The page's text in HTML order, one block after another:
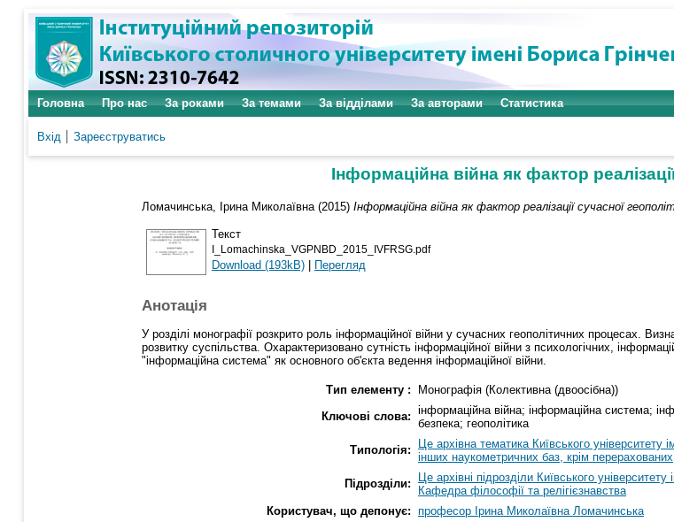
Головна Про нас За роками За темами За відділами За авторами Статистика
Вхід Зареєструватись
Інформаційна війна як фактор
Ломачинська, Ірина Миколаївна (2015) Інформаційна війна як фактор реалізації сучасної
Текст
I_Lomachinska_VGPNBD_2015_IVFRSG.pdf
Download (193kB) | Перегляд
Анотація
У розділі монографії розкрито роль інформаційної війни у сучасних геополітичних процесах.
розвитку суспільства. Охарактеризовано сутність інформаційної війни з психологічних,
"інформаційна система" як основного об'єкта ведення інформаційної війни.
Тип елементу :
Монографія (Колективна (двоосібна))
Ключові слова: інформаційна війна; інформаційна система;
безпека; геополітика
Типологія:
Це архівна тематика Київського університету
інших наукометричних баз, крім
Підрозділи:
Це архівні підрозділи Київського
Кафедра філософії та релігієзнавства
Користувач, що депонує: професор Ірина Миколаївна Ломачинська